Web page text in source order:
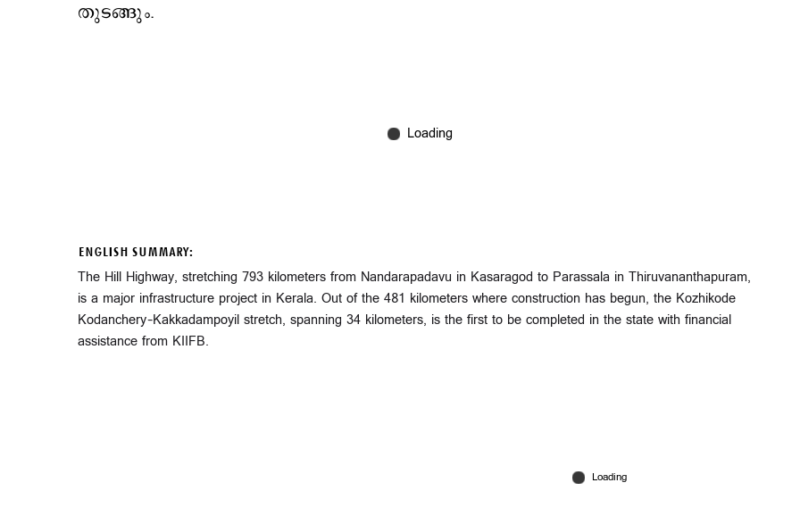
തുടങ്ങും.
ENGLISH SUMMARY:
The Hill Highway, stretching 793 kilometers from Nandarapadavu in Kasaragod to Parassala in Thiruvananthapuram,
is a major infrastructure project in Kerala. Out of the 481 kilometers where construction has begun, the Kozhikode
Kodanchery–Kakkadampoyil stretch, spanning 34 kilometers, is the first to be completed in the state with financial
assistance from KIIFB.